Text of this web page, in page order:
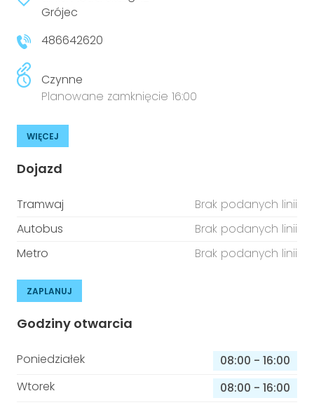
niepełnosprawnościami
Prawo
Prawa osób z niepełnosprawnościami
Urządzenia IoT
Grójec
486642620
Czynne
Planowane zamknięcie 16:00
WIĘCEJ
Dojazd
Tramwaj
Brak podanych linii
Autobus
Brak podanych linii
Metro
Brak podanych linii
ZAPLANUJ
Godziny otwarcia
Poniedziałek 08:00 - 16:00
Wtorek
08:00 - 16:00